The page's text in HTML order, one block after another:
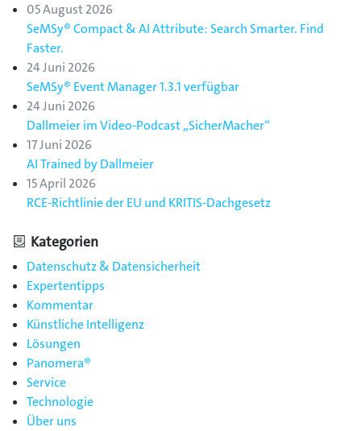
05 August 2026
SeMSy® Compact & AI Attribute: Search Smarter. Find
Faster.
24 Juni 2026
SeMSy® Event Manager 1.3.1 verfügbar
24 Juni 2026
Dallmeier im Video-Podcast „SicherMacher“
17 Juni 2026
AI Trained by Dallmeier
15 April 2026
RCE-Richtlinie der EU und KRITIS-Dachgesetz
Kategorien
Datenschutz & Datensicherheit
Expertentipps
Kommentar
Künstliche Intelligenz
Lösungen
Panomera®
Service
Technologie
Über uns